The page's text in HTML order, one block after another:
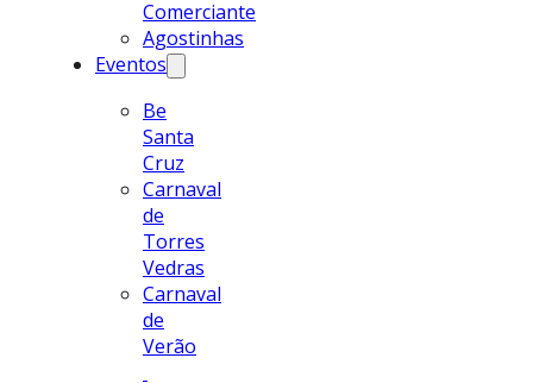
Comerciante
Agostinhas
Eventos
Be
Santa
Cruz
Carnaval
de
Torres
Vedras
Carnaval
de
Verão